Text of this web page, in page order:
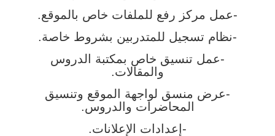
-عمل مركز رفع للملفات خاص بالموقع.
-نظام تسجيل للمتدربين بشروط خاصة.
-عمل تنسيق خاص بمكتبة الدروس
والمقالات.
-عرض منسق لواجهة الموقع وتنسيق
المحاضرات والدروس.
-إعدادات الإعلانات.